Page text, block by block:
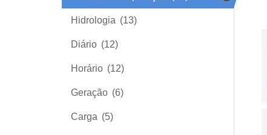
Hidrologia (13)
Diário (12)
Horário (12)
Geração (6)
Carga (5)